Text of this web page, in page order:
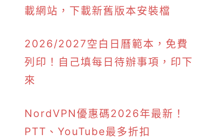
載網站，下載新舊版本安裝檔
2026/2027空白日曆範本，免費
列印！自己填每日待辦事項，印下
來
NordVPN優惠碼2026年最新！
PTT、YouTube最多折扣